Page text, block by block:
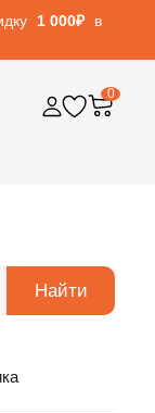
1 000₽
в
0
Найти